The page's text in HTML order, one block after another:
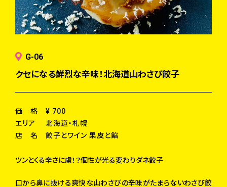
G-06
クセになる鮮烈な辛味！北海道山わさび餃子
価 格
¥ 700
エリア
北海道・札幌
店 名
餃子とワイン 果皮と餡
ツンとくる辛さに虜！？個性が光る変わりダネ餃子
口から鼻に抜ける爽快な山わさびの辛味がたまらないわさび餃